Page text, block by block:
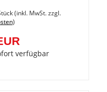
(inkl. MwSt. zzgl.
)
verfügbar